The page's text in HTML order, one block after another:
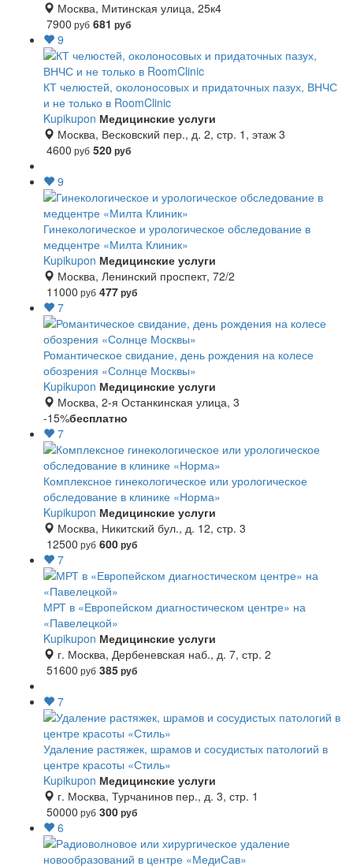
Москва, Митинская улица, 25к4
7900 руб 681 руб
9
КТ челюстей, околоносовых и придаточных пазух, ВНЧС
и не только в RoomClinic
Kupikupon Медицинские услуги
Москва, Весковский пер., д. 2, стр. 1, этаж 3
4600 руб 520руб
9
Гинекологическое и урологическое обследование в
медцентре «Милта Клиник»
Kupikupon Медицинские услуги
Москва, Ленинский проспект, 72/2
11000 руб 477руб
7
Романтическое свидание, день рождения на колесе
обозрения «Солнце Москвы»
Kupikupon Медицинские услуги
Москва, 2-я Останкинская улица, 3
-15%бесплатно
7
Комплексное гинекологическое или урологическое
обследование в клинике «Норма»
Kupikupon Медицинские услуги
Москва, Никитский бул., д. 12, стр. 3
12500 руб 600руб
7
МРТ в «Европейском диагностическом центре» на
«Павелецкой»
Kupikupon Медицинские услуги
г. Москва, Дербеневская наб., д. 7, стр. 2
51600 руб 385руб
7
Удаление растяжек, шрамов и сосудистых патологий в
центре красоты «Стиль»
Kupikupon Медицинские услуги
г. Москва, Турчанинов пер., д. 3, стр. 1
50000 руб 300руб
6